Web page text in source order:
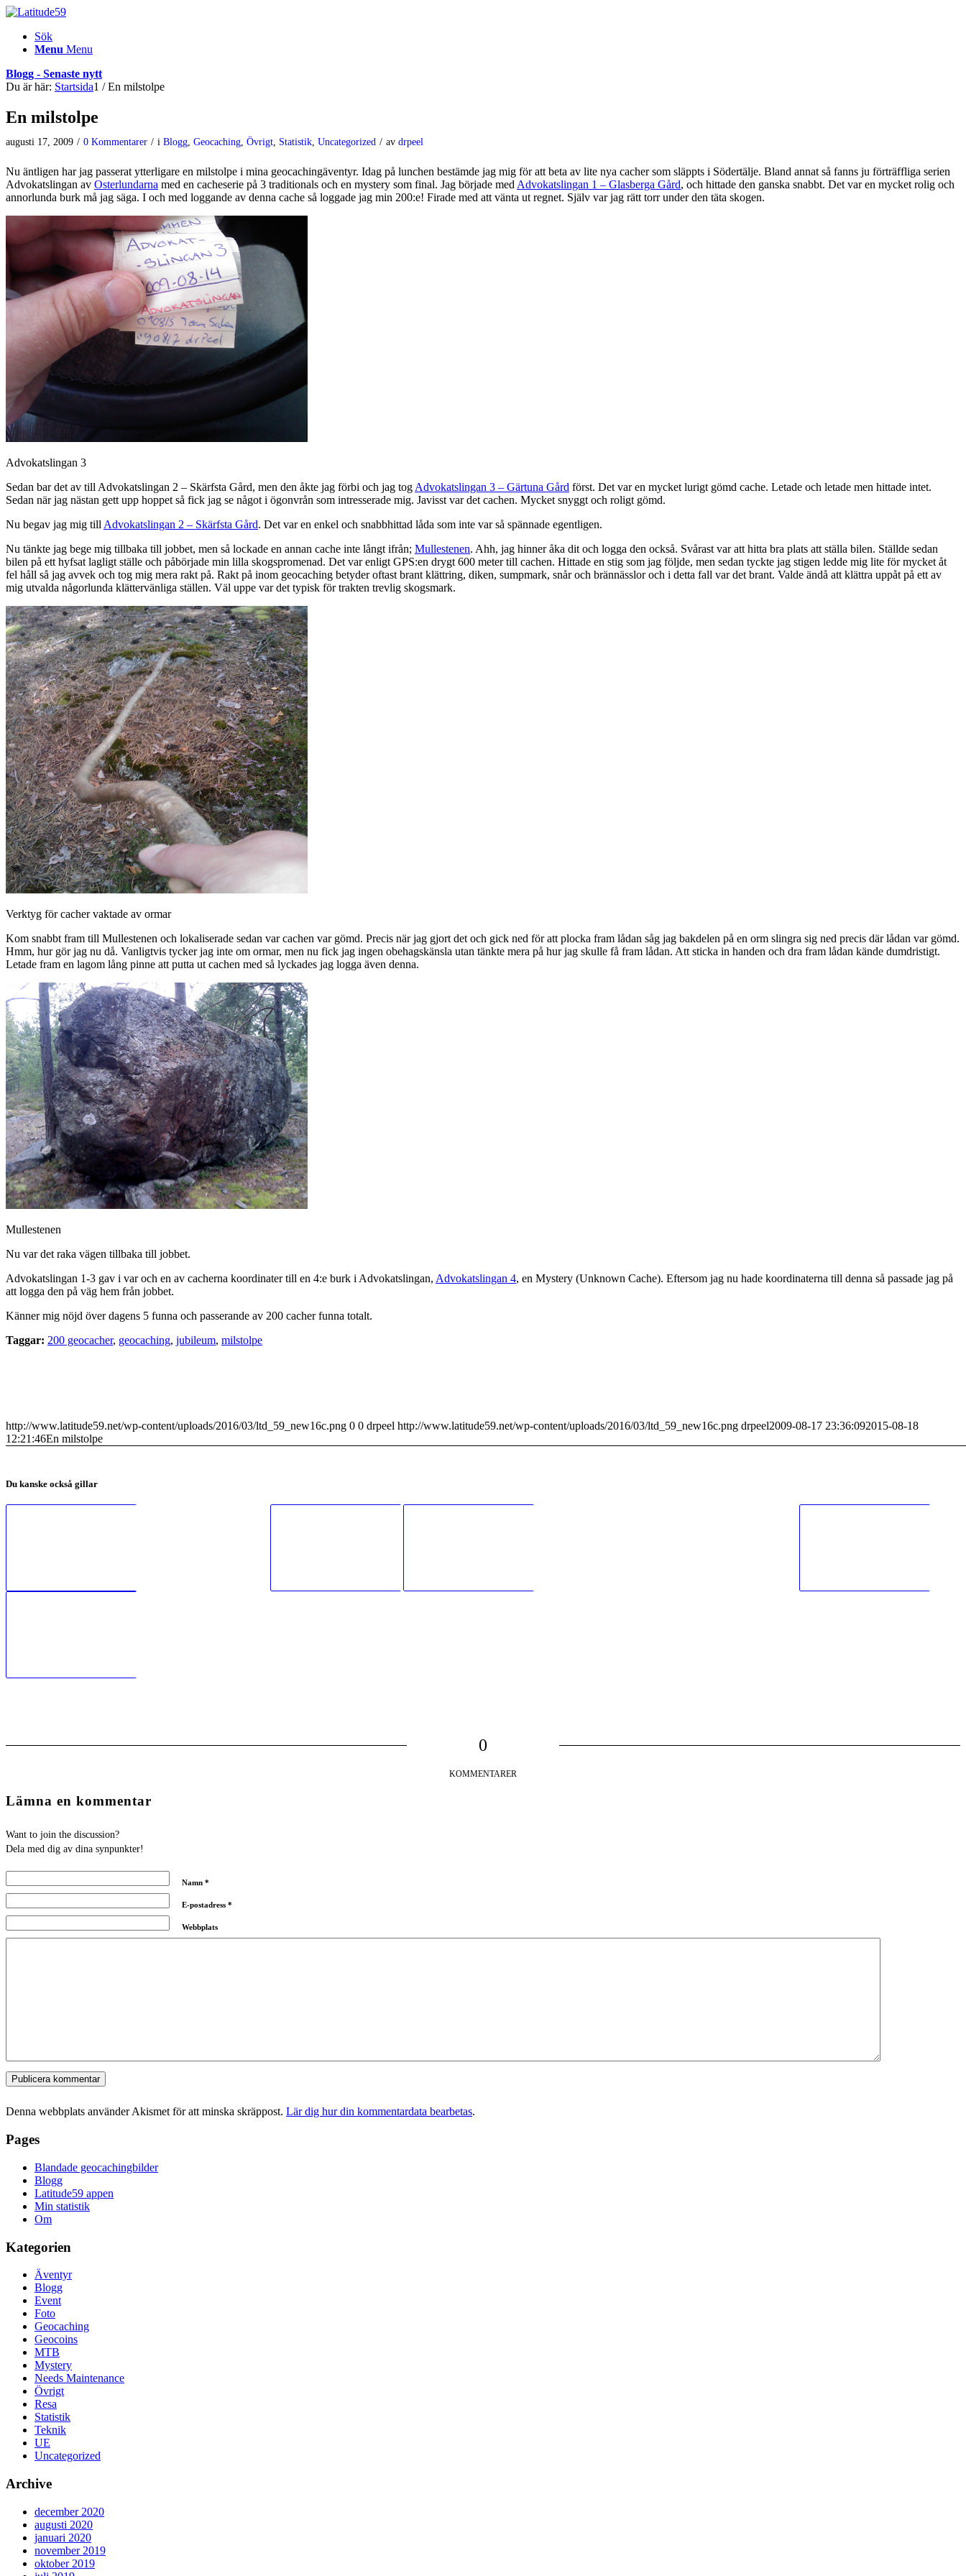
Sök
Menu Menu
Blogg - Senaste nytt
Du är här: Startsida1 / En milstolpe
En milstolpe
augusti 17, 2009 / 0 Kommentarer / i Blogg Geocaching Övrigt Statistik Uncategorized / av drpeel
Nu äntligen har jag passerat ytterligare en milstolpe i mina geocachingäventyr. Idag på lunchen bestämde jag mig för att beta av lite nya cacher som släppts i Södertälje. Bland annat så fanns ju förträffliga serien
Advokatslingan av Osterlundarna med en cacheserie på 3 traditionals och en mystery som final. Jag började med Advokatslingan 1 – Glasberga Gård, och hittade den ganska snabbt. Det var en mycket rolig och
annorlunda burk må jag säga. I och med loggande av denna cache så loggade jag min 200:e! Firade med att vänta ut regnet. Själv var jag rätt torr under den täta skogen.
Advokatslingan 3
Sedan bar det av till Advokatslingan 2 – Skärfsta Gård, men den åkte jag förbi och jag tog Advokatslingan 3 – Gärtuna Gård först. Det var en mycket lurigt gömd cache. Letade och letade men hittade intet.
Sedan när jag nästan gett upp hoppet så fick jag se något i ögonvrån som intresserade mig. Javisst var det cachen. Mycket snyggt och roligt gömd.
Nu begav jag mig till Advokatslingan 2 – Skärfsta Gård. Det var en enkel och snabbhittad låda som inte var så spännade egentligen.
Nu tänkte jag bege mig tillbaka till jobbet, men så lockade en annan cache inte långt ifrån; Mullestenen. Ahh, jag hinner åka dit och logga den också. Svårast var att hitta bra plats att ställa bilen. Ställde sedan
bilen på ett hyfsat lagligt ställe och påbörjade min lilla skogspromenad. Det var enligt GPS:en drygt 600 meter till cachen. Hittade en stig som jag följde, men sedan tyckte jag stigen ledde mig lite för mycket åt
fel håll så jag avvek och tog mig mera rakt på. Rakt på inom geocaching betyder oftast brant klättring, diken, sumpmark, snår och brännässlor och i detta fall var det brant. Valde ändå att klättra uppåt på ett av
mig utvalda någorlunda klättervänliga ställen. Väl uppe var det typisk för trakten trevlig skogsmark.
Verktyg för cacher vaktade av ormar
Kom snabbt fram till Mullestenen och lokaliserade sedan var cachen var gömd. Precis när jag gjort det och gick ned för att plocka fram lådan såg jag bakdelen på en orm slingra sig ned precis där lådan var gömd.
Hmm, hur gör jag nu då. Vanligtvis tycker jag inte om ormar, men nu fick jag ingen obehagskänsla utan tänkte mera på hur jag skulle få fram lådan. Att sticka in handen och dra fram lådan kände dumdristigt.
Letade fram en lagom lång pinne att putta ut cachen med så lyckades jag logga även denna.
Mullestenen
Nu var det raka vägen tillbaka till jobbet.
Advokatslingan 1-3 gav i var och en av cacherna koordinater till en 4:e burk i Advokatslingan, Advokatslingan 4, en Mystery (Unknown Cache). Eftersom jag nu hade koordinaterna till denna så passade jag på
att logga den på väg hem från jobbet.
Känner mig nöjd över dagens 5 funna och passerande av 200 cacher funna totalt.
Taggar: 200 geocacher, geocaching, jubileum, milstolpe
http://www.latitude59.net/wp-content/uploads/2016/03/ltd_59_new16c.png 0 0 drpeel http://www.latitude59.net/wp-content/uploads/2016/03/ltd_59_new16c.png drpeel2009-08-17 23:36:092015-08-18
12:21:46En milstolpe
Du kanske också gillar
0
KOMMENTARER
Lämna en kommentar
Want to join the discussion?
Dela med dig av dina synpunkter!
Namn *
E-postadress *
Webbplats
Denna webbplats använder Akismet för att minska skräppost. Lär dig hur din kommentardata bearbetas.
Pages
Blandade geocachingbilder
Blogg
Latitude59 appen
Min statistik
Om
Kategorien
Äventyr
Blogg
Event
Foto
Geocaching
Geocoins
MTB
Mystery
Needs Maintenance
Övrigt
Resa
Statistik
Teknik
UE
Uncategorized
Archive
december 2020
augusti 2020
januari 2020
november 2019
oktober 2019